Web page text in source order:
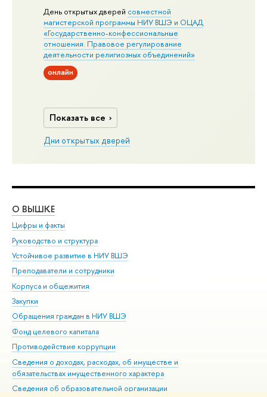
День открытых дверей совместной
магистерской программы НИУ ВШЭ и ОЦАД
«Государственно-конфессиональные
отношения. Правовое регулирование
деятельности религиозных объединений»
онлайн
Показать все
Дни открытых дверей
О ВЫШКЕ
Цифры и факты
Руководство и структура
Устойчивое развитие в НИУ ВШЭ
Преподаватели и сотрудники
Корпуса и общежития
Закупки
Обращения граждан в НИУ ВШЭ
Фонд целевого капитала
Противодействие коррупции
Сведения о доходах, расходах, об имуществе и
обязательствах имущественного характера
Сведения об образовательной организации